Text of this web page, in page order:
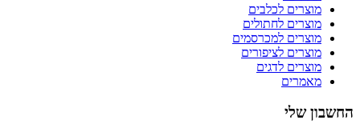
מוצרים לכלבים
מוצרים לחתולים
מוצרים למכרסמים
מוצרים לציפורים
מוצרים לדגים
מאמרים
החשבון שלי